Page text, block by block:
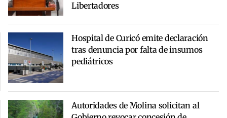
Libertadores
Hospital de Curicó emite declaración
tras denuncia por falta de insumos
pediátricos
Autoridades de Molina solicitan al